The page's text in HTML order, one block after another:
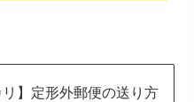
リ】定形外郵便の送り方